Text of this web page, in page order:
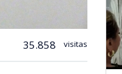
35.858 visitas